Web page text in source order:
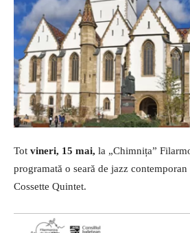
Tot vineri, 15 mai, la „Chimnița”
programată o seară de jazz
Cossette Quintet.